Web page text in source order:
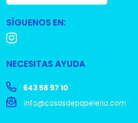
SÍGUENOS EN:
NECESITAS AYUDA
643 58 97 10
info@cosasdepapeleria.com